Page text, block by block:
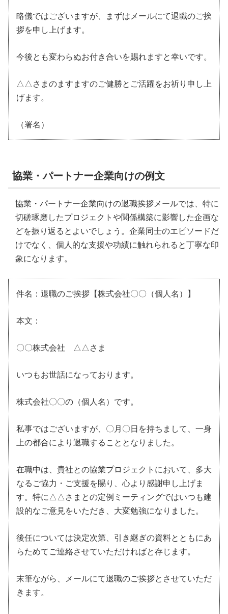
略儀ではございますが、まずはメールにて退職のご挨
拶を申し上げます。
今後とも変わらぬお付き合いを賜れますと幸いです。
△△さまのますますのご健勝とご活躍をお祈り申し上
げます。
（署名）
協業・パートナー企業向けの例文
協業・パートナー企業向けの退職挨拶メールでは、特に
切磋琢磨したプロジェクトや関係構築に影響した企画な
どを振り返るとよいでしょう。企業同士のエピソードだ
けでなく、個人的な支援や功績に触れられると丁寧な印
象になります。
件名：退職のご挨拶【株式会社〇〇（個人名）】
本文：
〇〇株式会社 △△さま
いつもお世話になっております。
株式会社〇〇の（個人名）です。
私事ではございますが、〇月〇日を持ちまして、一身
上の都合により退職することとなりました。
在職中は、貴社との協業プロジェクトにおいて、多大
なるご協力・ご支援を賜り、心より感謝申し上げま
す。特に△△さまとの定例ミーティングではいつも建
設的なご意見をいただき、大変勉強になりました。
後任については決定次第、引き継ぎの資料とともにあ
らためてご連絡させていただければと存じます。
末筆ながら、メールにて退職のご挨拶とさせていただ
きます。